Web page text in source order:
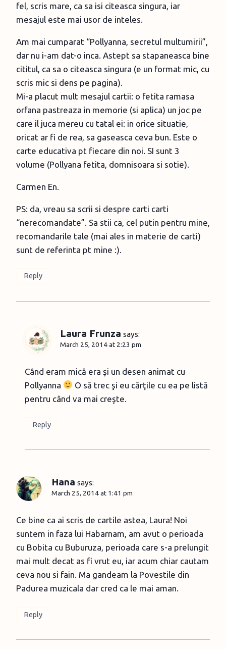
fel, scris mare, ca sa isi citeasca singura, iar
mesajul este mai usor de inteles.
Am mai cumparat “Pollyanna, secretul multumirii”,
dar nu i-am dat-o inca. Astept sa stapaneasca bine
cititul, ca sa o citeasca singura (e un format mic, cu
scris mic si dens pe pagina).
Mi-a placut mult mesajul cartii: o fetita ramasa
orfana pastreaza in memorie (si aplica) un joc pe
care il juca mereu cu tatal ei: in orice situatie,
oricat ar fi de rea, sa gaseasca ceva bun. Este o
carte educativa pt fiecare din noi. SI sunt 3
volume (Pollyana fetita, domnisoara si sotie).
Carmen En.
PS: da, vreau sa scrii si despre carti carti
“nerecomandate”. Sa stii ca, cel putin pentru mine,
recomandarile tale (mai ales in materie de carti)
sunt de referinta pt mine :).
Reply
Laura Frunza says:
March 25, 2014 at 2:23 pm
Când eram mică era şi un desen animat cu
Pollyanna
O să trec şi eu cărţile cu ea pe listă
pentru când va mai creşte.
Reply
Hana says:
March 25, 2014 at 1:41 pm
Ce bine ca ai scris de cartile astea, Laura! Noi
suntem in faza lui Habarnam, am avut o perioada
cu Bobita cu Buburuza, perioada care s-a prelungit
mai mult decat as fi vrut eu, iar acum chiar cautam
ceva nou si fain. Ma gandeam la Povestile din
Padurea muzicala dar cred ca le mai aman.
Reply